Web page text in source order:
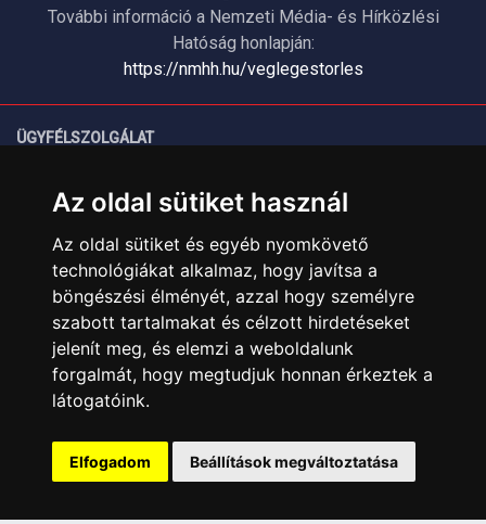
Az oldal sütiket használ
Az oldal sütiket és egyéb nyomkövető
technológiákat alkalmaz, hogy javítsa a
böngészési élményét, azzal hogy személyre
szabott tartalmakat és célzott hirdetéseket
jelenít meg, és elemzi a weboldalunk
forgalmát, hogy megtudjuk honnan érkeztek a
látogatóink.
Elfogadom Beállítások megváltoztatása
További információ a Nemzeti Média- és Hírközlési
Hatóság honlapján:
https://nmhh.hu/veglegestorles
ÜGYFÉLSZOLGÁLAT
Garanciális Ügyintézés
Webszolgáltatás
Üzleteinkben az elektronikus fizetés mód kizárólag átutalással
érhető el, bankkártyás fizetésre nincs lehetőség.
INFORMÁCIÓK
Általános Szerződési Feltételek
Adatkezelési nyilatkozat
Szolgáltatásaink